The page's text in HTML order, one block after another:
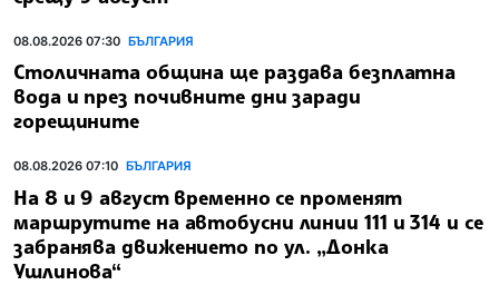
08.08.2026 07:30 БЪЛГАРИЯ
Столичната община ще раздава безплатна
вода и през почивните дни заради
горещините
08.08.2026 07:10 БЪЛГАРИЯ
На 8 и 9 август временно се променят
маршрутите на автобусни линии 111 и 314 и се
забранява движението по ул. „Донка
Ушлинова“